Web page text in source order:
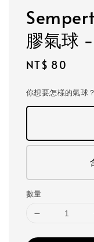
膠氣球
Regular
NT$ 80
你想要怎樣的氣球？
數量